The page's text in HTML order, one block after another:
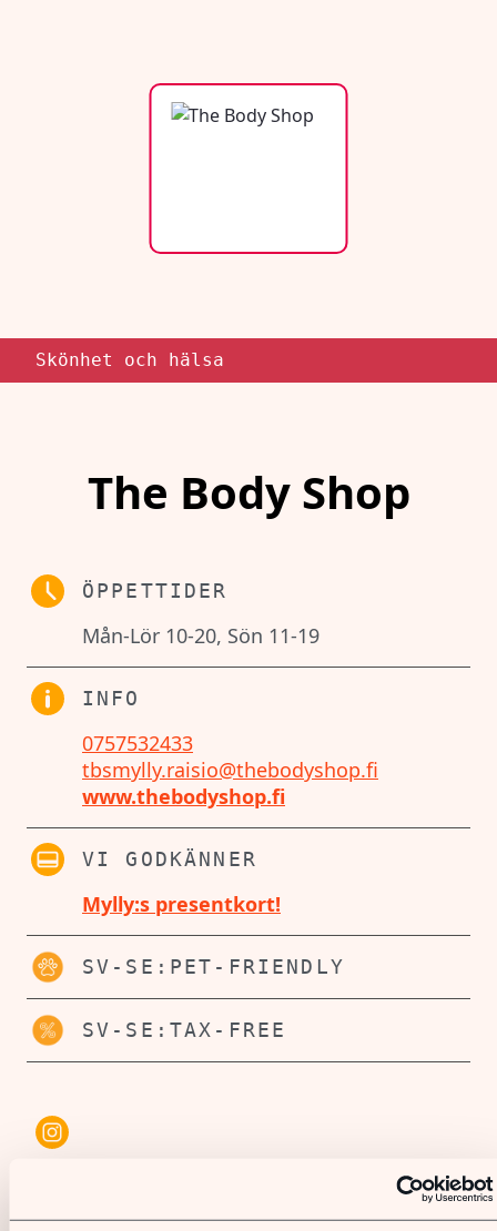
Skönhet och hälsa
The Body Shop
ÖPPETTIDER
Mån-Lör 10-20, Sön 11-19
INFO
0757532433
tbsmylly.raisio@thebodyshop.fi
www.thebodyshop.fi
VI GODKÄNNER
Mylly:s presentkort!
SV-SE:PET-FRIENDLY
SV-SE:TAX-FREE